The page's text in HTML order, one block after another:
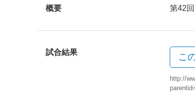
概要 第42
試合結果 こ
http://